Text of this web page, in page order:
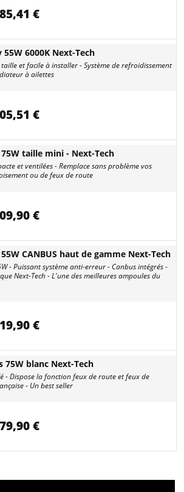
85,41 €
55W 6000K Next-Tech
et facile à installer - Système de refroidissement
à ailettes
€
taille mini - Next-Tech
et ventilées - Remplace sans problème vos
ou de feux de route
€
CANBUS haut de gamme Next-Tech
- Puissant système anti-erreur - Canbus intégrés -
Next-Tech - L'une des meilleures ampoules du
€
75W blanc Next-Tech
- Dispose la fonction feux de route et feux de
- Un best seller
79,90 €